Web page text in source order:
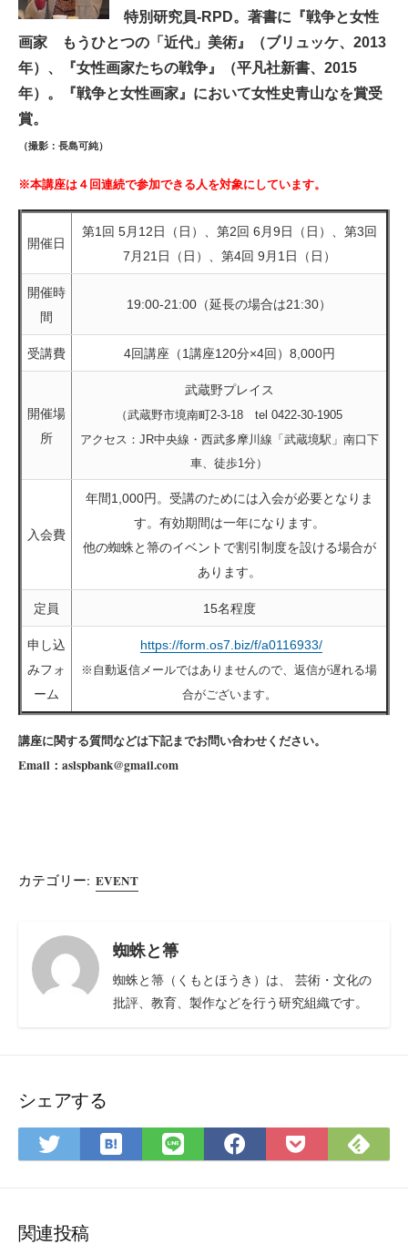
特別研究員-RPD。著書に『戦争と女性
画家 もうひとつの「近代」美術』（ブリュッケ、2013
年）、『女性画家たちの戦争』（平凡社新書、2015
年）。『戦争と女性画家』において女性史青山なを賞受
賞。
（撮影：長島可純）
※本講座は４回連続で参加できる人を対象にしています。
開催日
第1回 5月12日（日）、第2回 6月9日（日）、第3回
7月21日（日）、第4回 9月1日（日）
開催時
間
19:00-21:00（延長の場合は21:30）
受講費 4回講座（1講座120分×4回）8,000円
開催場
所
武蔵野プレイス
（武蔵野市境南町2-3-18 tel 0422-30-1905
アクセス：JR中央線・西武多摩川線「武蔵境駅」南口下
車、徒歩1分）
入会費
年間1,000円。受講のためには入会が必要となりま
す。有効期間は一年になります。
他の蜘蛛と箒のイベントで割引制度を設ける場合が
あります。
定員 15名程度
申し込
みフォ
ーム
https://form.os7.biz/f/a0116933/
※自動返信メールではありませんので、返信が遅れる場
合がございます。
講座に関する質問などは下記までお問い合わせください。
Email：aslspbank@gmail.com
カテゴリー: EVENT
蜘蛛と箒
蜘蛛と箒（くもとほうき）は、 芸術・文化の
批評、教育、製作などを行う研究組織です。
シェアする
Twitter
で
ア
は
て
LINE
で
Facebook
で
Pocket
に
で
関連投稿